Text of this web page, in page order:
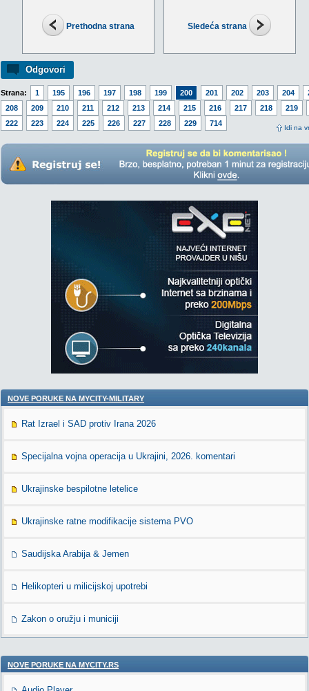
Prethodna strana Sledeća strana
Odgovori
Strana: 1 195 196 197 198 199 200 201 202 203 204
208
209 210 211 212 213 214 215 216 217 218
219
222
223 224 225 226 227 228 229 714
Idi na
NOVE PORUKE NA MYCITY-MILITARY
Rat Izrael i SAD protiv Irana 2026
Specijalna vojna operacija u Ukrajini, 2026. komentari
Ukrajinske bespilotne letelice
Ukrajinske ratne modifikacije sistema PVO
Saudijska Arabija & Jemen
Helikopteri u milicijskoj upotrebi
Zakon o oružju i municiji
NOVE PORUKE NA MYCITY.RS